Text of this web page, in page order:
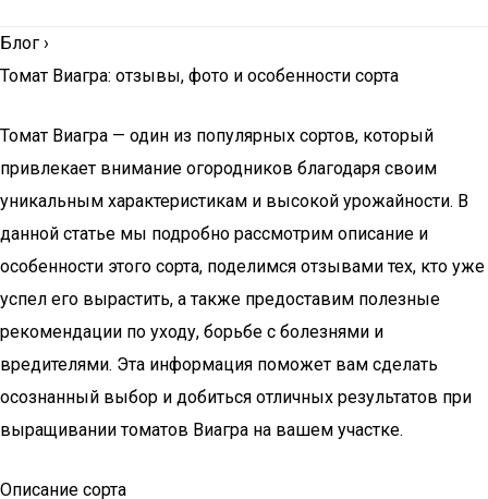
Блог ›
Томат Виагра: отзывы, фото и особенности сорта
Томат Виагра — один из популярных сортов, который
привлекает внимание огородников благодаря своим
уникальным характеристикам и высокой урожайности. В
данной статье мы подробно рассмотрим описание и
особенности этого сорта, поделимся отзывами тех, кто уже
успел его вырастить, а также предоставим полезные
рекомендации по уходу, борьбе с болезнями и
вредителями. Эта информация поможет вам сделать
осознанный выбор и добиться отличных результатов при
выращивании томатов Виагра на вашем участке.
Описание сорта